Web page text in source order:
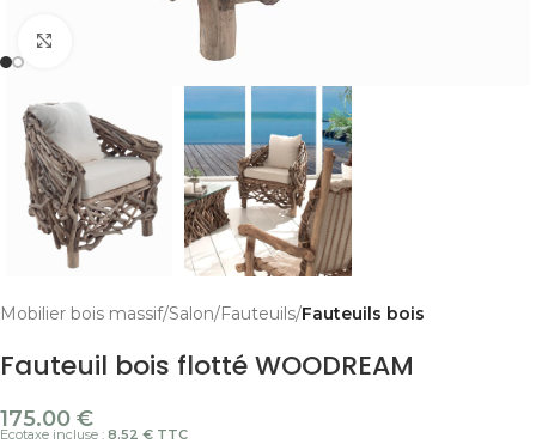
Cliquer pour agrandir
Mobilier bois massif Salon Fauteuils Fauteuils bois
Fauteuil bois flotté WOODREAM
175.00 €
Ecotaxe incluse : 8.52 € TTC